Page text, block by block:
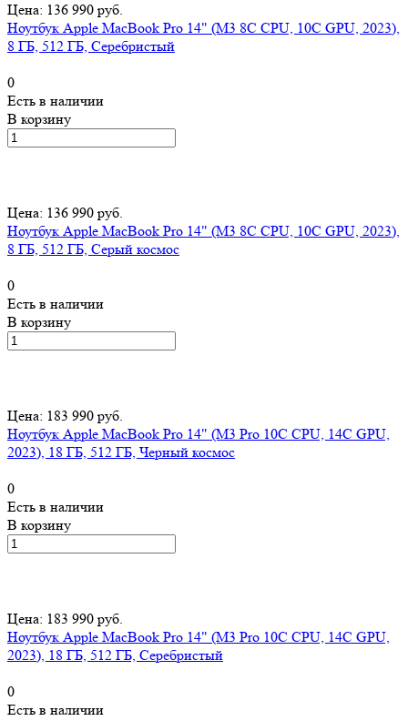
Цена: 136 990 руб.
Ноутбук Apple MacBook Pro 14" (M3 8C CPU, 10C GPU, 2023),
8 ГБ, 512 ГБ, Серебристый
0
Есть в наличии
В корзину
Цена: 136 990 руб.
Ноутбук Apple MacBook Pro 14" (M3 8C CPU, 10C GPU, 2023),
8 ГБ, 512 ГБ, Серый космос
0
Есть в наличии
В корзину
Цена: 183 990 руб.
Ноутбук Apple MacBook Pro 14" (M3 Pro 10C CPU, 14C GPU,
2023), 18 ГБ, 512 ГБ, Черный космос
0
Есть в наличии
В корзину
Цена: 183 990 руб.
Ноутбук Apple MacBook Pro 14" (M3 Pro 10C CPU, 14C GPU,
2023), 18 ГБ, 512 ГБ, Серебристый
0
Есть в наличии